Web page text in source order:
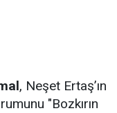
, Neşet Ertaş’ın
"Bozkırın